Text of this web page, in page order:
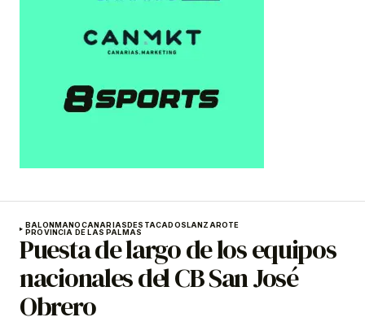
BALONMANOCANARIASDESTACADOSLANZAROTE
PROVINCIA DE LAS PALMAS
Puesta de largo de los equipos
nacionales del CB San José
Obrero